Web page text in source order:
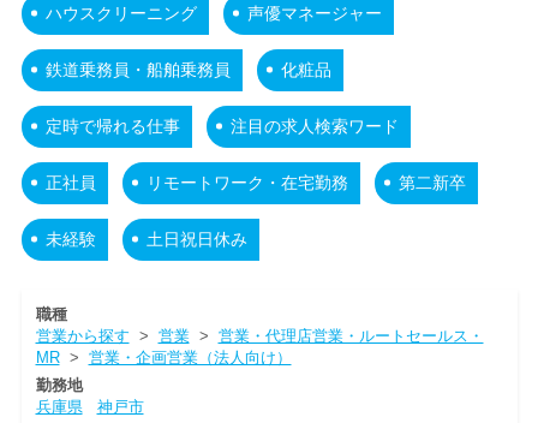
ハウスクリーニング 声優マネージャー
鉄道乗務員・船舶乗務員 化粧品
定時で帰れる仕事 注目の求人検索ワード
正社員 リモートワーク・在宅勤務 第二新卒
未経験 土日祝日休み
職種
営業から探す > 営業> 営業・代理店営業・ルートセールス・
MR> 営業・企画営業（法人向け）
勤務地
兵庫県
神戸市